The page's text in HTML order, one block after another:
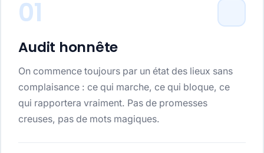
01
Audit honnête
On commence toujours par un état des lieux sans
complaisance : ce qui marche, ce qui bloque, ce
qui rapportera vraiment. Pas de promesses
creuses, pas de mots magiques.